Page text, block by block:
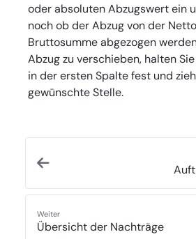
oder absoluten Abzugswert ein
noch ob der Abzug von der
Bruttosumme abgezogen
Abzug zu verschieben, halten
in der ersten Spalte fest und
gewünschte Stelle.
Weiter
Übersicht der Nachträge